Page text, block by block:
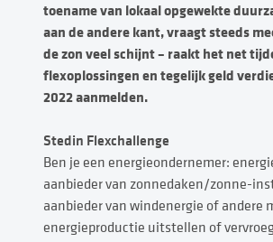
toename van lokaal opgewekte
aan de andere kant, vraagt steeds
de zon veel schijnt – raakt het net
flexoplossingen en tegelijk geld
2022 aanmelden.
Stedin Flexchallenge
Ben je een energieondernemer:
aanbieder van zonnedaken/zonne-
aanbieder van windenergie of
energieproductie uitstellen of